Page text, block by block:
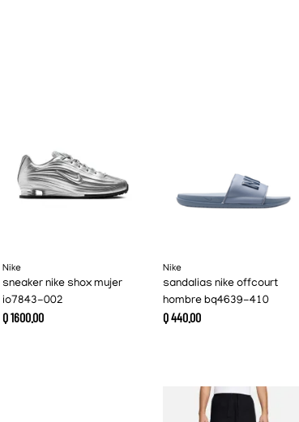
Nike
sneaker nike shox mujer
io7843-002
Q160000
Nike
sandalias nike offcourt
hombre bq4639-410
Q44000